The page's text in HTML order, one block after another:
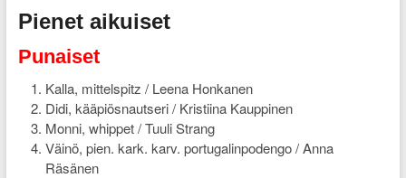
Pienet aikuiset
Punaiset
Kalla, mittelspitz / Leena Honkanen
Didi, kääpiösnautseri / Kristiina Kauppinen
Monni, whippet / Tuuli Strang
Väinö, pien. kark. karv. portugalinpodengo / Anna
Räsänen